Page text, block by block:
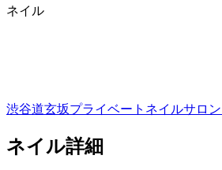
ネイル
渋谷道玄坂プライベートネイルサロ
ネイル詳細